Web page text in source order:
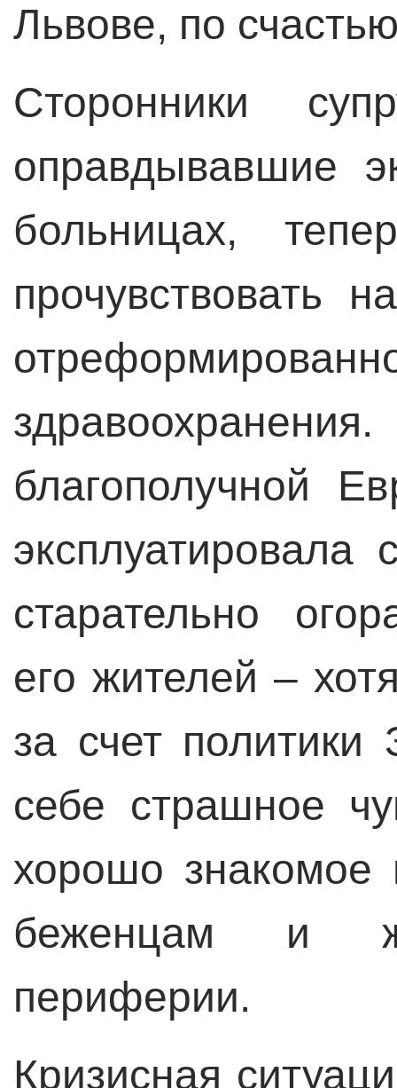
Львове, по
Сторонники
оправдывавшие
больницах,
прочувствовать
благополучной
эксплуатировала
старательно
его жителей –
за счет
себе страшное
хорошо
беженцам и
периферии.
Кризисная